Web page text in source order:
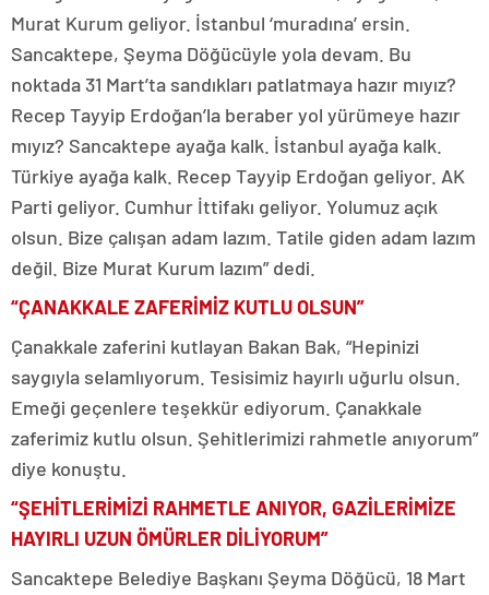
Murat Kurum geliyor. İstanbul ‘muradına’ ersin.
Sancaktepe, Şeyma Döğücüyle yola devam. Bu
noktada 31 Mart’ta sandıkları patlatmaya hazır mıyız?
Recep Tayyip Erdoğan’la beraber yol yürümeye hazır
mıyız? Sancaktepe ayağa kalk. İstanbul ayağa kalk.
Türkiye ayağa kalk. Recep Tayyip Erdoğan geliyor. AK
Parti geliyor. Cumhur İttifakı geliyor. Yolumuz açık
olsun. Bize çalışan adam lazım. Tatile giden adam lazım
değil. Bize Murat Kurum lazım” dedi.
“ÇANAKKALE ZAFERİMİZ KUTLU OLSUN”
Çanakkale zaferini kutlayan Bakan Bak, “Hepinizi
saygıyla selamlıyorum. Tesisimiz hayırlı uğurlu olsun.
Emeği geçenlere teşekkür ediyorum. Çanakkale
zaferimiz kutlu olsun. Şehitlerimizi rahmetle anıyorum”
diye konuştu.
“ŞEHİTLERİMİZİ RAHMETLE ANIYOR, GAZİLERİMİZE
HAYIRLI UZUN ÖMÜRLER DİLİYORUM”
Sancaktepe Belediye Başkanı Şeyma Döğücü, 18 Mart